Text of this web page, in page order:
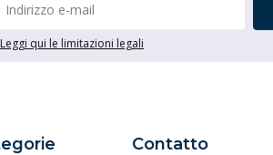
qui le limitazioni legali
Contatto